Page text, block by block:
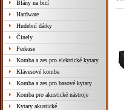
Blány na bicí
Hardware
Hudební dárky
Činely
Perkuse
Komba a zes.pro elektrické kytary
Klávesové komba
Komba a zes.pro basové kytary
Komba pro akustické nástroje
Kytary akustické